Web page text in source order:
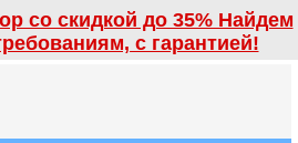
со скидкой до 35% Найдем
с гарантией!